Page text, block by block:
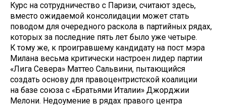
Курс на сотрудничество с Паризи, считают здесь,
вместо ожидаемой консолидации может стать
поводом для очередного раскола в партийных рядах,
которых за последние пять лет было уже четыре.
К тому же, к проигравшему кандидату на пост мэра
Милана весьма критически настроен лидер партии
«Лига Севера» Маттео Сальвини, пытающийся
создать основу для правоцентристской коалиции
на базе союза с «Братьями Италии» Джорджии
Мелони. Недоумение в рядах правого центра